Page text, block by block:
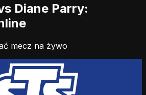
Diane Parry:
mecz na żywo